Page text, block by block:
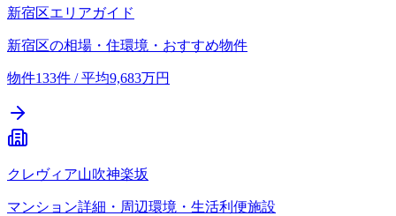
新宿区エリアガイド
新宿区の相場・住環境・おすすめ物件
物件133件 / 平均9,683万円
クレヴィア山吹神楽坂
マンション詳細・周辺環境・生活利便施設